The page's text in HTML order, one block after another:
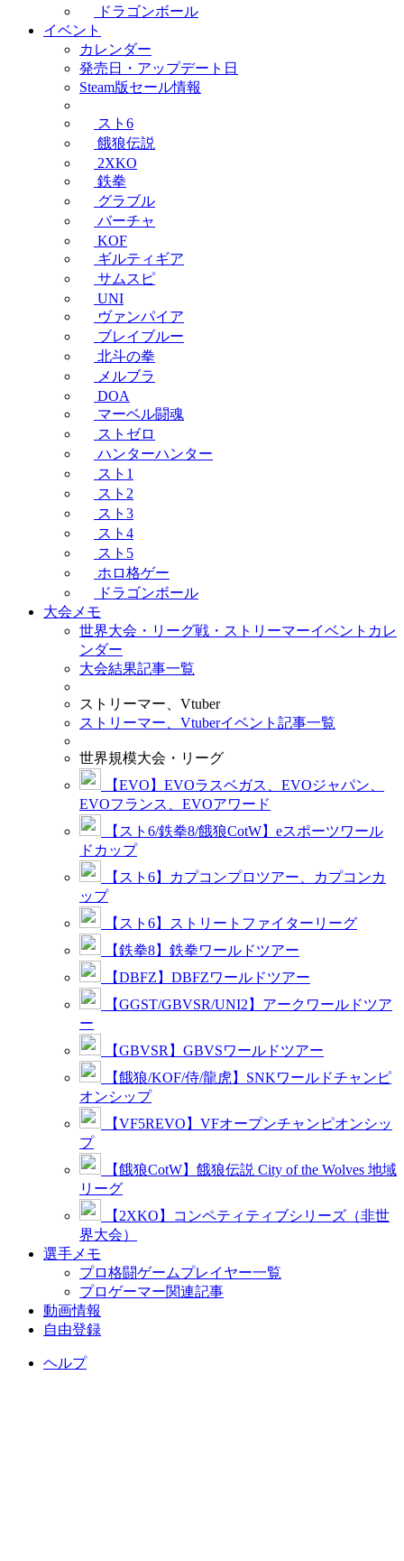
ドラゴンボール
イベント
カレンダー
発売日・アップデート日
Steam版セール情報
スト6
餓狼伝説
2XKO
鉄拳
グラブル
バーチャ
KOF
ギルティギア
サムスピ
UNI
ヴァンパイア
ブレイブルー
北斗の拳
メルブラ
DOA
マーベル闘魂
ストゼロ
ハンターハンター
スト1
スト2
スト3
スト4
スト5
ホロ格ゲー
ドラゴンボール
大会メモ
世界大会・リーグ戦・ストリーマーイベントカレ
ンダー
大会結果記事一覧
ストリーマー、Vtuber
ストリーマー、Vtuberイベント記事一覧
世界規模大会・リーグ
【EVO】EVOラスベガス、EVOジャパン、
EVOフランス、EVOアワード
【スト6/鉄拳8/餓狼CotW】eスポーツワール
ドカップ
【スト6】カプコンプロツアー、カプコンカ
ップ
【スト6】ストリートファイターリーグ
【鉄拳8】鉄拳ワールドツアー
【DBFZ】DBFZワールドツアー
【GGST/GBVSR/UNI2】アークワールドツア
ー
【GBVSR】GBVSワールドツアー
【餓狼/KOF/侍/龍虎】SNKワールドチャンピ
オンシップ
【VF5REVO】VFオープンチャンピオンシッ
プ
【餓狼CotW】餓狼伝説 City of the Wolves 地域
リーグ
【2XKO】コンペティティブシリーズ（非世
界大会）
選手メモ
プロ格闘ゲームプレイヤー一覧
プロゲーマー関連記事
動画情報
自由登録
ヘルプ